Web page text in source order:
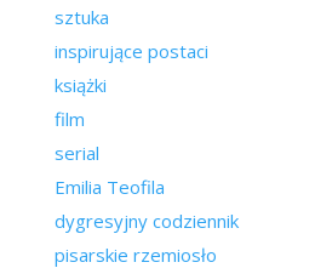
sztuka
inspirujące postaci
książki
film
serial
Emilia Teofila
dygresyjny codziennik
pisarskie rzemiosło